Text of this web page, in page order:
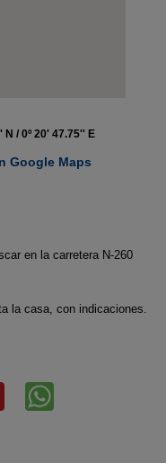
N / 0º 20' 47.75'' E
Google Maps
en la carretera N-260
la casa, con indicaciones.